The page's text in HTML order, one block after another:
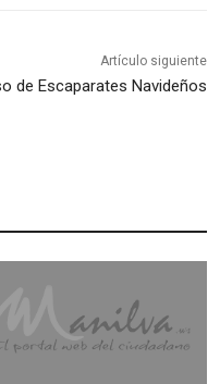
Artículo siguiente
de Escaparates Navideños